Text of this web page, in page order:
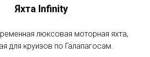
Яхта Infinity
люксовая моторная яхта,
для круизов по Галапагосам.